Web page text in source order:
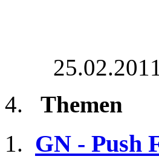
Themen
GN - Push